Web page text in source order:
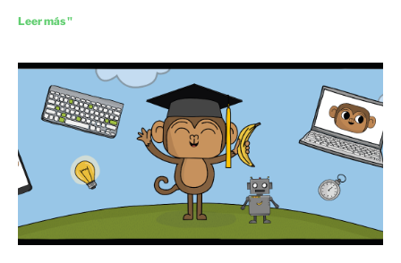
Leer más "